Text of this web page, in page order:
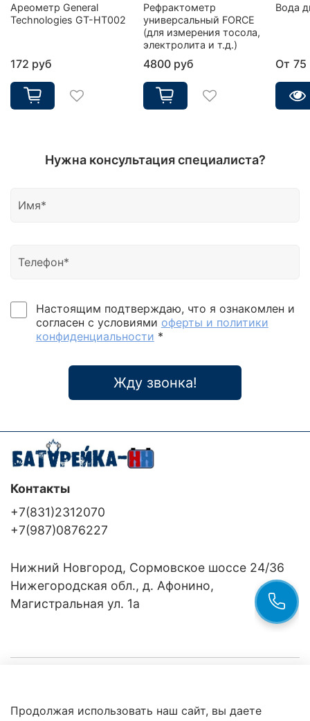
Ареометр General
Technologies GT-HT002
172 руб
Рефрактометр
универсальный FORCE
(для измерения тосола,
электролита и т.д.)
4800 руб
Вода
От 75
Нужна консультация специалиста?
Настоящим подтверждаю, что я ознакомлен и
согласен с условиями оферты и политики
конфиденциальности *
Жду звонка!
Контакты
+7(831)2312070
+7(987)0876227
Нижний Новгород, Сормовское шоссе 24/36
Нижегородская обл., д. Афонино,
Магистральная ул. 1а
Продолжая использовать наш сайт, вы даете